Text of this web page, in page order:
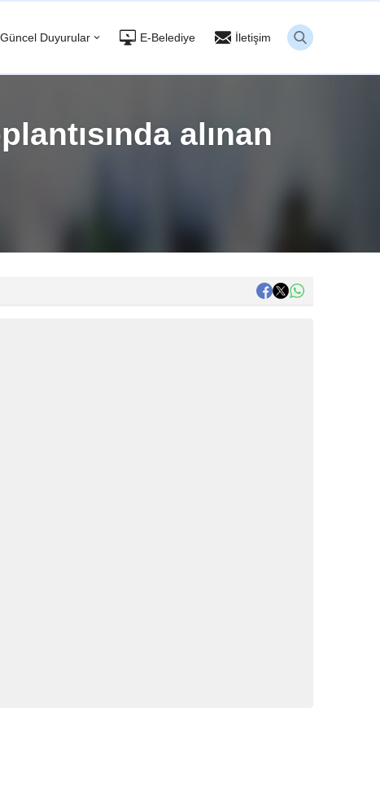
Güncel Duyurular E-Belediye İletişim
alınan